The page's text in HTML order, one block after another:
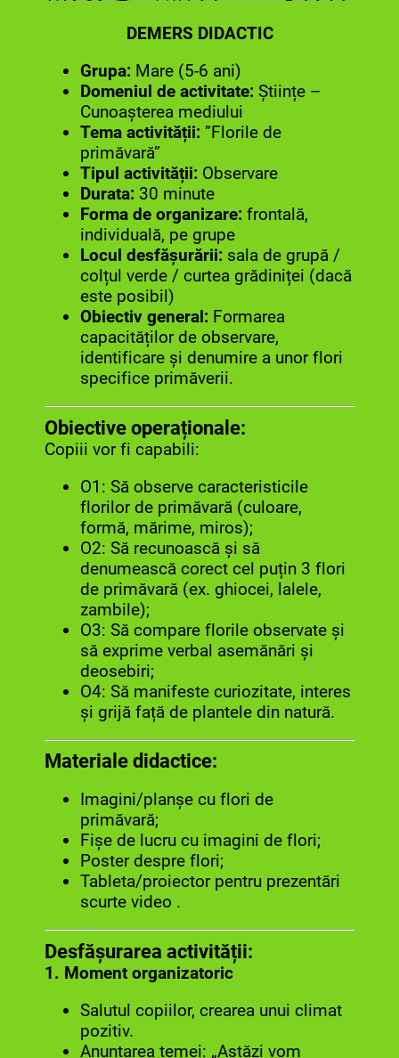
DEMERS DIDACTIC
Grupa: Mare (5-6 ani)
Domeniul de activitate: Științe –
Cunoașterea mediului
Tema activității: ”Florile de
primăvară”
Tipul activității: Observare
Durata: 30 minute
Forma de organizare: frontală,
individuală, pe grupe
Locul desfășurării: sala de grupă /
colțul verde / curtea grădiniței (dacă
este posibil)
Obiectiv general: Formarea
capacităților de observare,
identificare și denumire a unor flori
specifice primăverii.
Obiective operaționale:
Copiii vor fi capabili:
O1: Să observe caracteristicile
florilor de primăvară (culoare,
formă, mărime, miros);
O2: Să recunoască și să
denumească corect cel puțin 3 flori
de primăvară (ex. ghiocei, lalele,
zambile);
O3: Să compare florile observate și
să exprime verbal asemănări și
deosebiri;
O4: Să manifeste curiozitate, interes
și grijă față de plantele din natură.
Materiale didactice:
Imagini/planșe cu flori de
primăvară;
Fișe de lucru cu imagini de flori;
Poster despre flori;
Tableta/proiector pentru prezentări
scurte video .
Desfășurarea activității:
1. Moment organizatoric
Salutul copiilor, crearea unui climat
pozitiv.
Anunțarea temei: „Astăzi vom